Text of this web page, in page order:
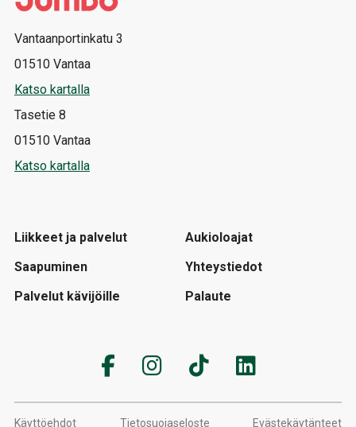
Vantaanportinkatu 3
01510 Vantaa
Katso kartalla
Tasetie 8
01510 Vantaa
Katso kartalla
Liikkeet ja palvelut
Saapuminen
Palvelut kävijöille
Aukioloajat
Yhteystiedot
Palaute
Käyttöehdot Tietosuojaseloste Evästekäytänteet